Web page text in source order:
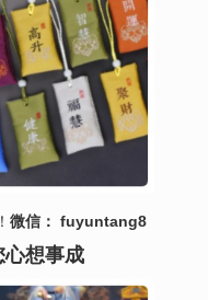
微信： fuyuntang8
想事成